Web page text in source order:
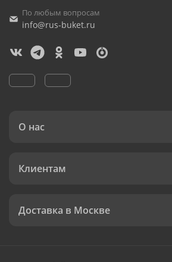
По любым вопросам
info@rus-buket.ru
О нас
Клиентам
Доставка в Москве